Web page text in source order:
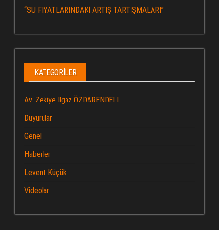
“SU FİYATLARINDAKİ ARTIŞ TARTIŞMALARI”
KATEGORILER
Av. Zekiye Ilgaz ÖZDARENDELİ
Duyurular
Genel
Haberler
Levent Küçük
Videolar